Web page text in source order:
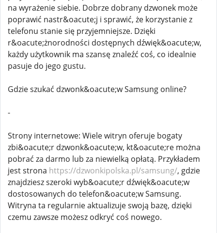
na wyrażenie siebie. Dobrze dobrany dzwonek może
poprawić nastr&oacute;j i sprawić, że korzystanie z
telefonu stanie się przyjemniejsze. Dzięki
r&oacute;żnorodności dostępnych dźwięk&oacute;w,
każdy użytkownik ma szansę znaleźć coś, co idealnie
pasuje do jego gustu.
Gdzie szukać dzwonk&oacute;w Samsung online?
-
Strony internetowe: Wiele witryn oferuje bogaty
zbi&oacute;r dzwonk&oacute;w, kt&oacute;re można
pobrać za darmo lub za niewielką opłatą. Przykładem
jest strona https://dzwonkipolska.pl/samsung/, gdzie
znajdziesz szeroki wyb&oacute;r dźwięk&oacute;w
dostosowanych do telefon&oacute;w Samsung.
Witryna ta regularnie aktualizuje swoją bazę, dzięki
czemu zawsze możesz odkryć coś nowego.